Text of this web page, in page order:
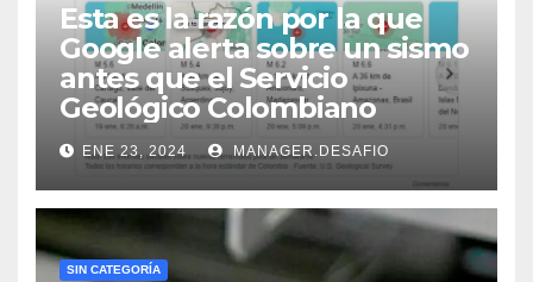
Esta es la razón por la que
Google alerta sobre un sismo
antes que el Servicio
Geológico Colombiano
ENE 23, 2024 MANAGER.DESAFIO
SIN CATEGORÍA